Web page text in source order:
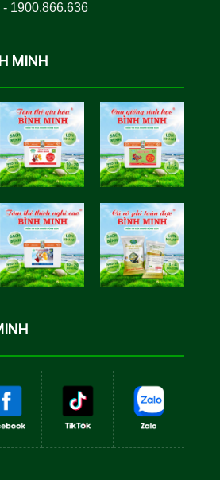
- 1900.866.636
MINH
Học Bình
Minh